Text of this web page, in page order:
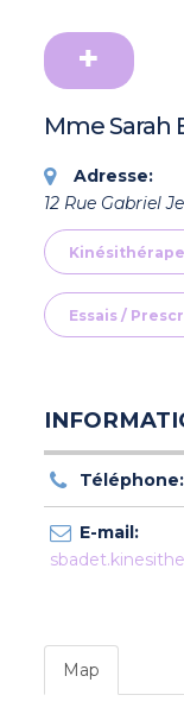
Mme Sarah
Adresse:
12 Rue Gabriel
Essais /
Téléphone:
E-mail:
Map